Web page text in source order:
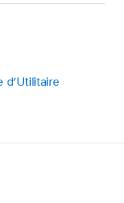
d’Utilitaire